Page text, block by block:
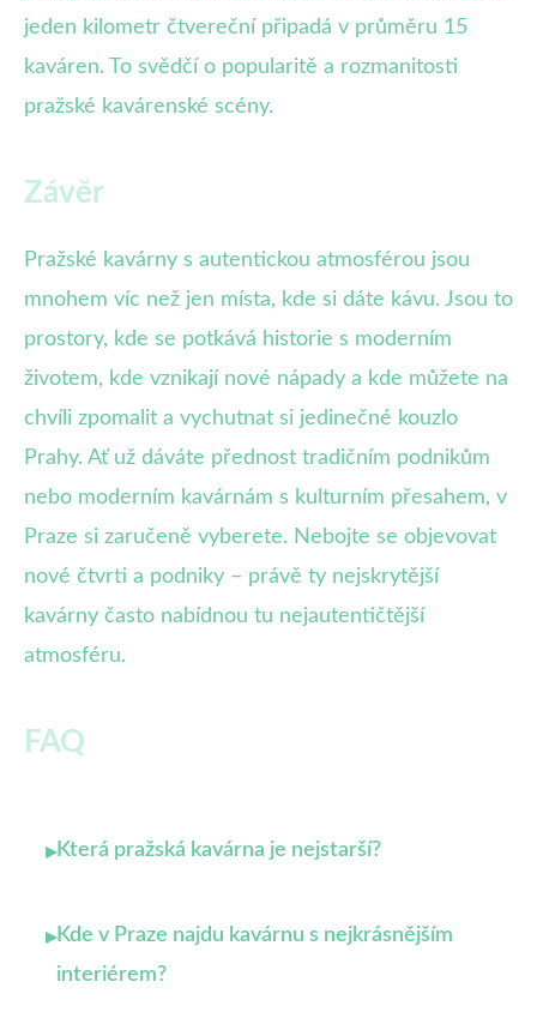
jeden kilometr čtvereční připadá v průměru 15
kaváren. To svědčí o popularitě a rozmanitosti
pražské kavárenské scény.
Závěr
Pražské kavárny s autentickou atmosférou jsou
mnohem víc než jen místa, kde si dáte kávu. Jsou to
prostory, kde se potkává historie s moderním
životem, kde vznikají nové nápady a kde můžete na
chvíli zpomalit a vychutnat si jedinečné kouzlo
Prahy. Ať už dáváte přednost tradičním podnikům
nebo moderním kavárnám s kulturním přesahem, v
Praze si zaručeně vyberete. Nebojte se objevovat
nové čtvrti a podniky – právě ty nejskrytější
kavárny často nabídnou tu nejautentičtější
atmosféru.
FAQ
▸Která pražská kavárna je nejstarší?
▸Kde v Praze najdu kavárnu s nejkrásnějším
interiérem?